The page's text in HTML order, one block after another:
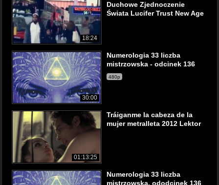
18:24
Duchowe Zjednoczenie
Świata Lucifer Trust New Age
30:00
Numerologia 33 liczba
mistrzowska - odcinek 136
480p
01:13:25
Tráiganme la cabeza de la
mujer metralleta 2012 Lektor
Numerologia 33 liczba
mistrzowska. ododcinek 136